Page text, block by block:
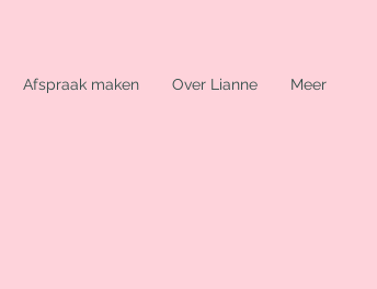
Afspraak maken Over Lianne Meer